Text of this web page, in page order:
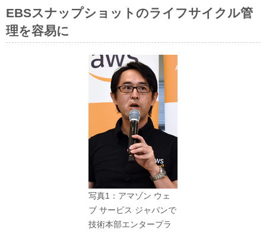
EBSスナップショットのライフサイクル管
理を容易に
写真1：アマゾン ウェ
ブ サービス ジャパンで
技術本部エンタープラ